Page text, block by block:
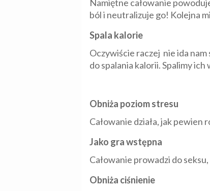
Namiętne całowanie
ból i neutralizuje go! Kolejna
Spala kalorie
Oczywiście raczej nie ida nam
do spalania kalorii. Spalimy
Obniża poziom stresu
Całowanie działa, jak
Jako gra wstępna
Całowanie prowadzi do
Obniża ciśnienie